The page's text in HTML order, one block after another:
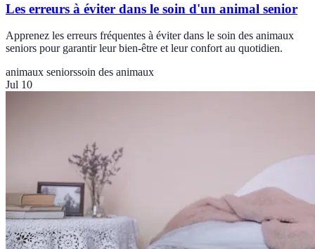
Les erreurs à éviter dans le soin d'un animal senior
Apprenez les erreurs fréquentes à éviter dans le soin des animaux
seniors pour garantir leur bien-être et leur confort au quotidien.
animaux seniorssoin des animaux
Jul 10